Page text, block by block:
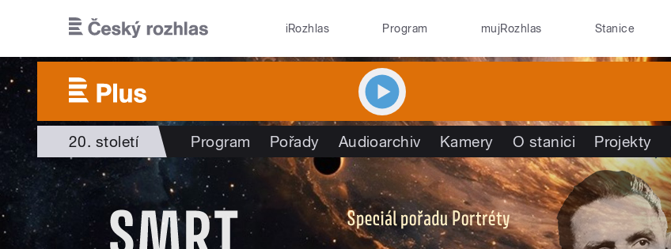
iRozhlas Program mujRozhlas Stanice
20. století Program Pořady Audioarchiv Kamery O stanici Projekty